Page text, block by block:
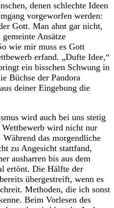
denen schlechte Ideen
vorgeworfen werden:
Gott. Man ahnt gar nicht,
Ansätze
wie mir muss es Gott
erfand. „Dufte Idee,“
ein bisschen Schwung in
Büchse der Pandora
deiner Eingebung die
wird auch bei uns stetig
wird nicht nur
das morgendliche
zu Angesicht stattfand,
ausharren bis aus dem
ertönt. Die Hälfte der
übergestreift, wenn es
Methoden, die ich sonst
Beim Vorlesen des